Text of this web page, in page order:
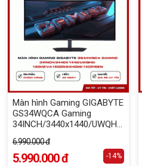
Màn hình Gaming GIGABYTE
GS34WQCA Gaming
34INCH/3440x1440/UWQHD-
ĐEN
6.990.000 đ
5.990.000 đ -14%